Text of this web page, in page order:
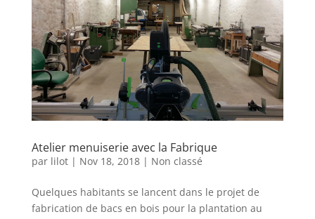
Atelier menuiserie avec la Fabrique
par lilot| Nov 18, 2018| Non classé
Quelques habitants se lancent dans le projet de
fabrication de bacs en bois pour la plantation au